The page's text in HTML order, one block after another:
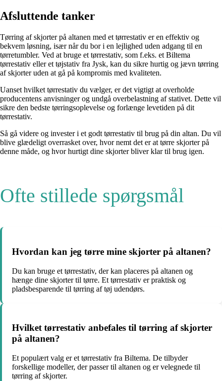
Afsluttende tanker
Tørring af skjorter på altanen med et tørrestativ er en effektiv og
bekvem løsning, især når du bor i en lejlighed uden adgang til en
tørretumbler. Ved at bruge et tørrestativ, som f.eks. et Biltema
tørrestativ eller et tøjstativ fra Jysk, kan du sikre hurtig og jævn tørring
af skjorter uden at gå på kompromis med kvaliteten.
Uanset hvilket tørrestativ du vælger, er det vigtigt at overholde
producentens anvisninger og undgå overbelastning af stativet. Dette vil
sikre den bedste tørringsoplevelse og forlænge levetiden på dit
tørrestativ.
Så gå videre og invester i et godt tørrestativ til brug på din altan. Du vil
blive glædeligt overrasket over, hvor nemt det er at tørre skjorter på
denne måde, og hvor hurtigt dine skjorter bliver klar til brug igen.
Ofte stillede spørgsmål
Hvordan kan jeg tørre mine skjorter på altanen?
Du kan bruge et tørrestativ, der kan placeres på altanen og
hænge dine skjorter til tørre. Et tørrestativ er praktisk og
pladsbesparende til tørring af tøj udendørs.
Hvilket tørrestativ anbefales til tørring af skjorter
på altanen?
Et populært valg er et tørrestativ fra Biltema. De tilbyder
forskellige modeller, der passer til altanen og er velegnede til
tørring af skjorter.